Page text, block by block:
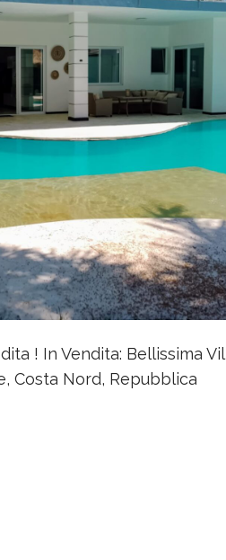
! In Vendita: Bellissima
Costa Nord, Repubblica